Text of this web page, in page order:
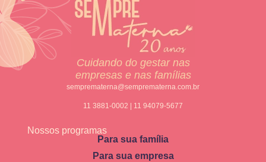
Cuidando do gestar nas
empresas e nas famílias
semprematerna@semprematerna.com.br
11 3881-0002 | 11 94079-5677
Nossos programas
Para sua família
Para sua empresa